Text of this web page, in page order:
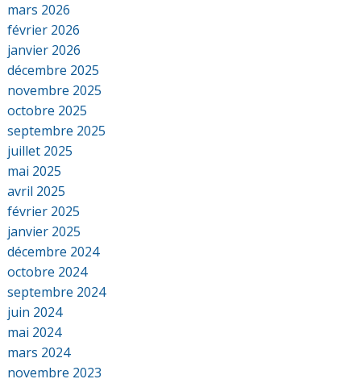
mars 2026
février 2026
janvier 2026
décembre 2025
novembre 2025
octobre 2025
septembre 2025
juillet 2025
mai 2025
avril 2025
février 2025
janvier 2025
décembre 2024
octobre 2024
septembre 2024
juin 2024
mai 2024
mars 2024
novembre 2023